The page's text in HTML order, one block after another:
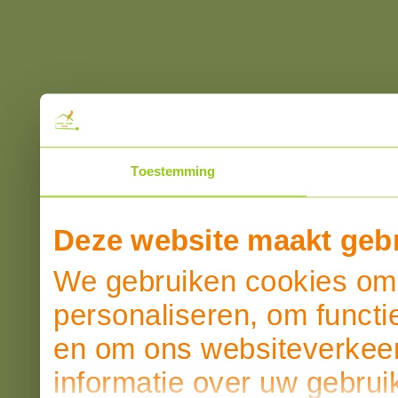
Toestemming
Deze website maakt
We gebruiken cookies
personaliseren, om
en om ons
informatie over uw